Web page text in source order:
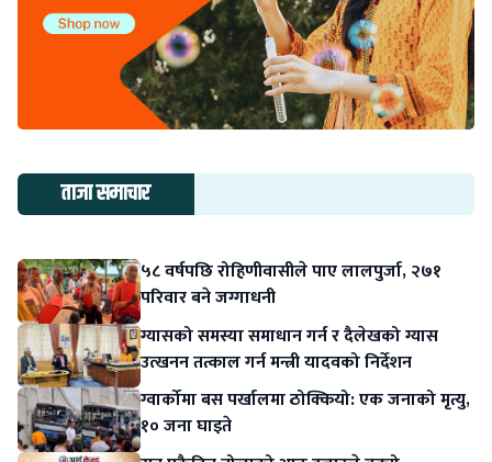
ताजा समाचार
५८ वर्षपछि रोहिणीवासीले पाए लालपुर्जा, २७१
परिवार बने जग्गाधनी
ग्यासको समस्या समाधान गर्न र दैलेखको ग्यास
उत्खनन तत्काल गर्न मन्त्री यादवको निर्देशन
ग्वार्कोमा बस पर्खालमा ठोक्कियो: एक जनाको मृत्यु,
१० जना घाइते